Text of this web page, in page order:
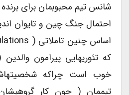
شانس تیم محبوبمان برای برنده
احتمال جنگ چین و تایوان
که تئوریهایی پیرامون والدین
خوب است چراکه
تیممان ( چون کار